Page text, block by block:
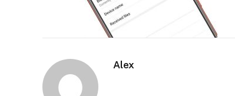
Alex